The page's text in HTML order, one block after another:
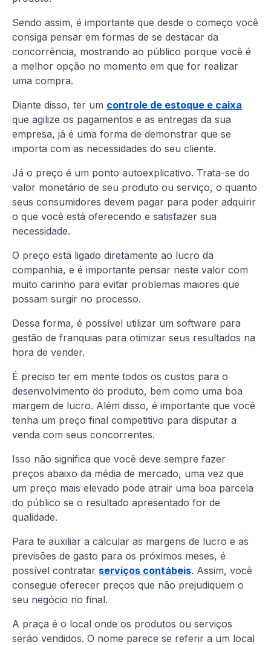
Sendo assim, é importante que desde o começo você
consiga pensar em formas de se destacar da
concorrência, mostrando ao público porque você é
a melhor opção no momento em que for realizar
uma compra.
Diante disso, ter um controle de estoque e caixa
que agilize os pagamentos e as entregas da sua
empresa, já é uma forma de demonstrar que se
importa com as necessidades do seu cliente.
Já o preço é um ponto autoexplicativo. Trata-se do
valor monetário de seu produto ou serviço, o quanto
seus consumidores devem pagar para poder adquirir
o que você está oferecendo e satisfazer sua
necessidade.
O preço está ligado diretamente ao lucro da
companhia, e é importante pensar neste valor com
muito carinho para evitar problemas maiores que
possam surgir no processo.
Dessa forma, é possível utilizar um software para
gestão de franquias para otimizar seus resultados na
hora de vender.
É preciso ter em mente todos os custos para o
desenvolvimento do produto, bem como uma boa
margem de lucro. Além disso, é importante que você
tenha um preço final competitivo para disputar a
venda com seus concorrentes.
Isso não significa que você deve sempre fazer
preços abaixo da média de mercado, uma vez que
um preço mais elevado pode atrair uma boa parcela
do público se o resultado apresentado for de
qualidade.
Para te auxiliar a calcular as margens de lucro e as
previsões de gasto para os próximos meses, é
possível contratar serviços contábeis. Assim, você
consegue oferecer preços que não prejudiquem o
seu negócio no final.
A praça é o local onde os produtos ou serviços
serão vendidos. O nome parece se referir a um local